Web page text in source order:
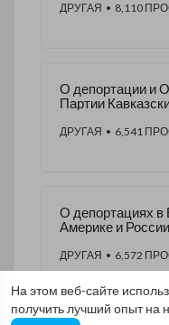
На этом веб-сайте
получить лучший опыт на
ДРУГАЯ • 8,110
О депортации и
Партии
ДРУГАЯ • 6,541
О депортациях в
Америке и России
ДРУГАЯ • 6,572